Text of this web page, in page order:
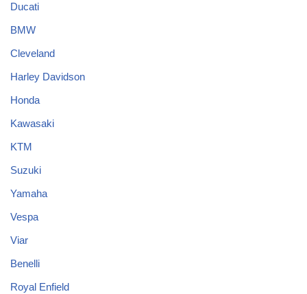
Ducati
BMW
Cleveland
Harley Davidson
Honda
Kawasaki
KTM
Suzuki
Yamaha
Vespa
Viar
Benelli
Royal Enfield